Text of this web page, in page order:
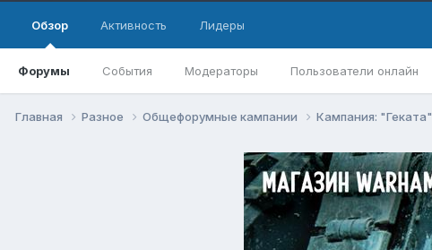
Обзор
Форумы События Модераторы Пользователи онлайн
Активность Лидеры
Главная Разное Общефорумные кампании Кампания: "Геката"